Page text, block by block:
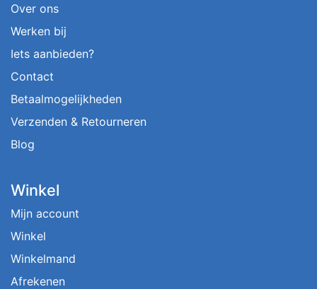
Over ons
Werken bij
Iets aanbieden?
Contact
Betaalmogelijkheden
Verzenden & Retourneren
Blog
Winkel
Mijn account
Winkel
Winkelmand
Afrekenen